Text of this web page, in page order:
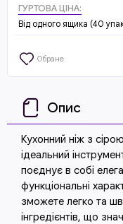
ГУРТОВА ЦІНА:
Від одного ящика (40
Обране
Опис
Кухонний ніж з
ідеальний
поєднує в собі
функціональні
зможете легко та
інгредієнтів, що